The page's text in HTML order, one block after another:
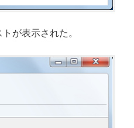
が表示された。